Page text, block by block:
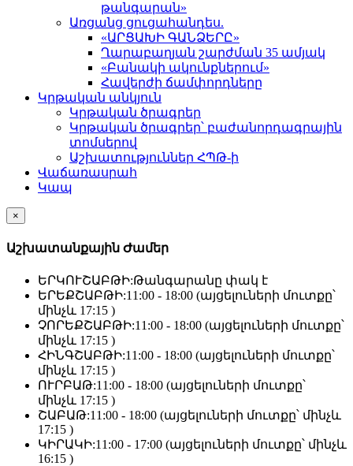
թանգարան»
Առցանց ցուցահանդես.
«ԱՐՑԱԽԻ ԳԱՆՁԵՐԸ»
Ղարաբաղյան շարժման 35 ամյակ
«Բանակի ակունքներում»
Հավերժի ճամփորդները
Կրթական անկյուն
Կրթական ծրագրեր
Կրթական ծրագրեր՝ բաժանորդագրային
տոմսերով
Աշխատություններ ՀՊԹ-ի
Վաճառասրահ
Կապ
×
Աշխատանքային Ժամեր
ԵՐԿՈՒՇԱԲԹԻ:Թանգարանը փակ է
ԵՐԵՔՇԱԲԹԻ:11:00 - 18:00 (այցելուների մուտքը՝
մինչև 17:15 )
ՉՈՐԵՔՇԱԲԹԻ:11:00 - 18:00 (այցելուների մուտքը՝
մինչև 17:15 )
ՀԻՆԳՇԱԲԹԻ:11:00 - 18:00 (այցելուների մուտքը՝
մինչև 17:15 )
ՈՒՐԲԱԹ:11:00 - 18:00 (այցելուների մուտքը՝
մինչև 17:15 )
ՇԱԲԱԹ:11:00 - 18:00 (այցելուների մուտքը՝ մինչև
17:15 )
ԿԻՐԱԿԻ:11:00 - 17:00 (այցելուների մուտքը՝ մինչև
16:15 )